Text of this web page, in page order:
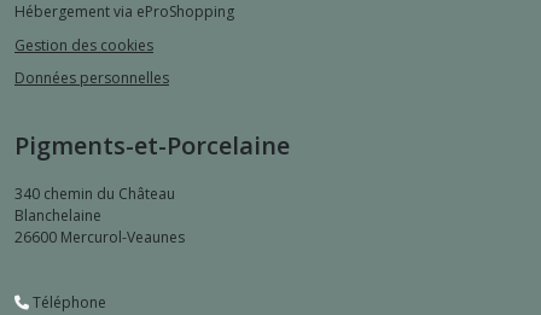
Hébergement via eProShopping
Gestion des cookies
Données personnelles
Pigments-et-Porcelaine
340 chemin du Château
Blanchelaine
26600 Mercurol-Veaunes
Téléphone